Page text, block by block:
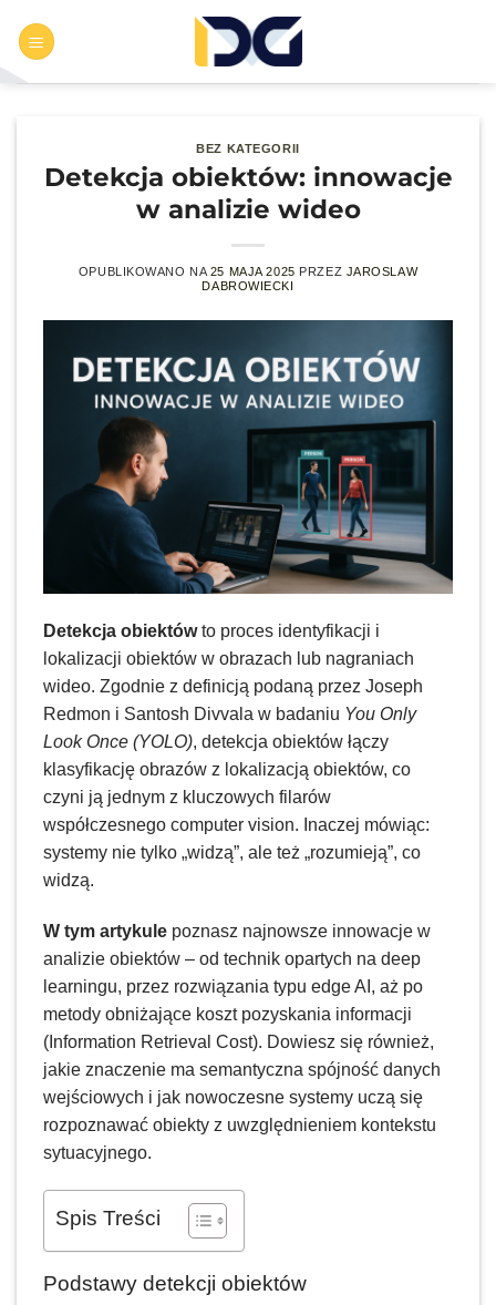
zawartości
BEZ KATEGORII
Detekcja obiektów: innowacje
w analizie wideo
OPUBLIKOWANO NA 25 MAJA 2025 PRZEZ JAROSLAW
DABROWIECKI
Detekcja obiektówto proces identyfikacji i
lokalizacji obiektów w obrazach lub nagraniach
wideo. Zgodnie z definicją podaną przez Joseph
Redmon i Santosh Divvala w badaniu You Only
Look Once (YOLO), detekcja obiektów łączy
klasyfikację obrazów z lokalizacją obiektów, co
czyni ją jednym z kluczowych filarów
współczesnego computer vision. Inaczej mówiąc:
systemy nie tylko „widzą”, ale też „rozumieją”, co
widzą.
W tym artykule poznasz najnowsze innowacje w
analizie obiektów – od technik opartych na deep
learningu, przez rozwiązania typu edge AI, aż po
metody obniżające koszt pozyskania informacji
(Information Retrieval Cost). Dowiesz się również,
jakie znaczenie ma semantyczna spójność danych
wejściowych i jak nowoczesne systemy uczą się
rozpoznawać obiekty z uwzględnieniem kontekstu
sytuacyjnego.
Spis Treści
Podstawy detekcji obiektów